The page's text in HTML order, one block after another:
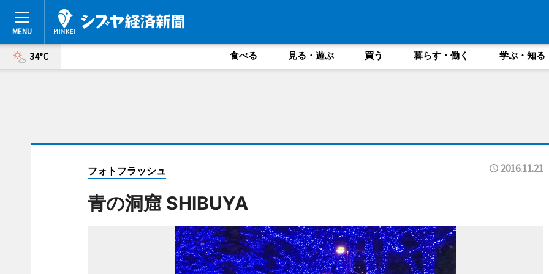
34°C 食べる 見る・遊ぶ 買う 暮らす・働く 学ぶ・知る
フォトフラッシュ 2016.11.21
青の洞窟 SHIBUYA